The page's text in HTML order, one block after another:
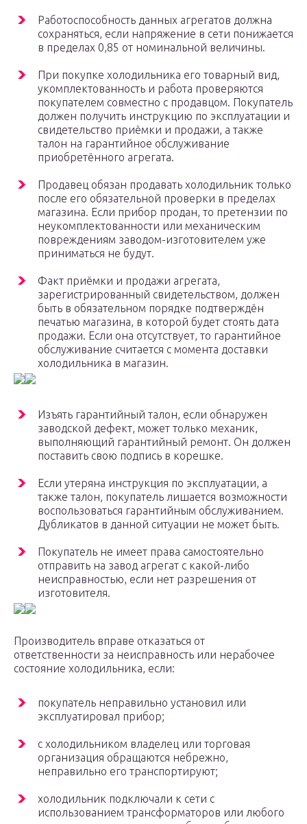
Работоспособность данных агрегатов должна
сохраняться, если напряжение в сети понижается
в пределах 0,85 от номинальной величины.
При покупке холодильника его товарный вид,
укомплектованность и работа проверяются
покупателем совместно с продавцом. Покупатель
должен получить инструкцию по эксплуатации и
свидетельство приёмки и продажи, а также
талон на гарантийное обслуживание
приобретённого агрегата.
Продавец обязан продавать холодильник только
после его обязательной проверки в пределах
магазина. Если прибор продан, то претензии по
неукомплектованности или механическим
повреждениям заводом-изготовителем уже
приниматься не будут.
Факт приёмки и продажи агрегата,
зарегистрированный свидетельством, должен
быть в обязательном порядке подтверждён
печатью магазина, в которой будет стоять дата
продажи. Если она отсутствует, то гарантийное
обслуживание считается с момента доставки
холодильника в магазин.
Изъять гарантийный талон, если обнаружен
заводской дефект, может только механик,
выполняющий гарантийный ремонт. Он должен
поставить свою подпись в корешке.
Если утеряна инструкция по эксплуатации, а
также талон, покупатель лишается возможности
воспользоваться гарантийным обслуживанием.
Дубликатов в данной ситуации не может быть.
Покупатель не имеет права самостоятельно
отправить на завод агрегат с какой-либо
неисправностью, если нет разрешения от
изготовителя.
Производитель вправе отказаться от
ответственности за неисправность или нерабочее
состояние холодильника, если:
покупатель неправильно установил или
эксплуатировал прибор;
с холодильником владелец или торговая
организация обращаются небрежно,
неправильно его транспортируют;
холодильник подключали к сети с
использованием трансформаторов или любого